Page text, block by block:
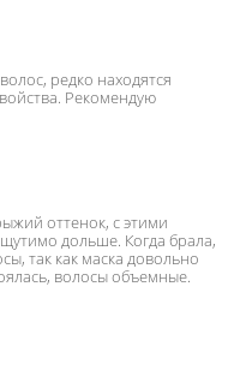
редко находятся
Рекомендую
оттенок, с этими
дольше. Когда брала,
так как маска довольно
волосы объемные.